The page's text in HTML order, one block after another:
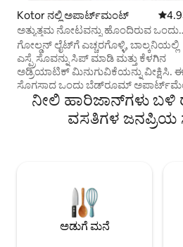
Kotor ನಲ್ಲಿ ಅಪಾರ್ಟ್‌ಮಂಟ್ 5
ಅತ್ಯುತ್ತಮ ನೋಟವನ್ನು ಹೊಂದಿರುವ ಒಂದು
ಮಲಗುವ ಕೋಣೆ ಅಪಾರ್ಟ್‌ಮೆಂಟ್
ಗೋಲ್ಡನ್ ಲೈಟ್‌ಗೆ ಎಚ್ಚರಗೊಳ್ಳಿ, ಬಾಲ್ಕನಿಯಲ್ಲಿ
ಎಸ್ಪ್ರೆಸೊವನ್ನು ಸಿಪ್ ಮಾಡಿ ಮತ್ತು ಕೆಳಗಿನ
ಅಡ್ರಿಯಾಟಿಕ್ ಮಿನುಗುವಿಕೆಯನ್ನು ವೀಕ್ಷಿಸಿ.
ಸೊಗಸಾದ ಒಂದು ಬೆಡ್‌ರೂಮ್
ಕೋಟೋರ್‌ನ ಓಲ್ಡ್ ಟೌನ್‌ನಿಂದ ಕೇವಲ 10
ನಿಮಿಷಗಳ ದೂರದಲ್ಲಿರುವ ಶಾಂತಿಯುತ
ಪಲಾಯನವಾಗಿದೆ. ಸಮುದ್ರದ ಅವಾಸ್ತವಿಕ
ರೆಸ್ಟೋರೆಂಟ್‌ಗಳಿವೆ. ಸ್ತಬ್ಧ ಬೆಳಿಗ್ಗೆ, ಪ್ರಣಯ
ಸೂರ್ಯಾಸ್ತಗಳು ಮತ್ತು ಒಂದು ದಿನದ
ನಂತರ ವಿಶ್ರಾಂತಿ ಪಡೆಯಲು ಸೂಕ್ತವಾಗಿದೆ.
ಬನ್ನಿ, ವೈಬ್‌ಗಾಗಿ ಉಳಿಯಿರಿ. ಇದು ನಿಮ್ಮ
ನೀಲಿ ಹಾರಿಜಾನ್‌ಗಳು
ವಸತಿಗಳ ಜನಪ್ರಿಯ
ಅಡುಗೆ ಮನೆ